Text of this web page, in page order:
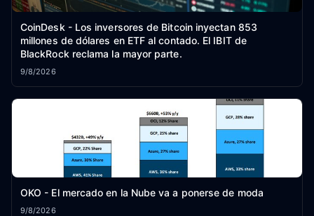
CoinDesk - Los inversores de Bitcoin inyectan 853
millones de dólares en ETF al contado. El IBIT de
BlackRock reclama la mayor parte.
9/8/2026
OKO - El mercado en la Nube va a ponerse de moda
9/8/2026